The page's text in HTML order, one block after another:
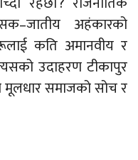
अहंकारको
कति अमानवीय र
उदाहरण टीकापुर
मूलधार समाजको सोच र